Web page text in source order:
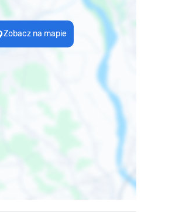
Zobacz na mapie